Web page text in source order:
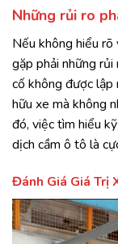
Những rủi ro
Nếu không hiểu
gặp phải những
cố không được
hữu xe mà không
đó, việc tìm hiểu
dịch cầm ô tô là
Đánh Giá Giá Trị